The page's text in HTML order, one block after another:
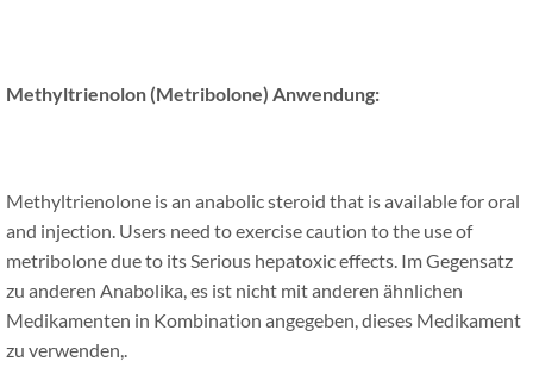
Methyltrienolon (Metribolone) Anwendung:
Methyltrienolone is an anabolic steroid that is available for oral
and injection. Users need to exercise caution to the use of
metribolone due to its Serious hepatoxic effects. Im Gegensatz
zu anderen Anabolika, es ist nicht mit anderen ähnlichen
Medikamenten in Kombination angegeben, dieses Medikament
zu verwenden,.